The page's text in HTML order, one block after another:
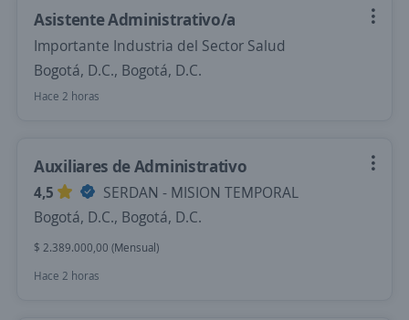
Asistente Administrativo/a
Importante Industria del Sector Salud
Bogotá, D.C., Bogotá, D.C.
Hace 2 horas
Auxiliares de Administrativo
4,5
SERDAN - MISION TEMPORAL
Bogotá, D.C., Bogotá, D.C.
$ 2.389.000,00 (Mensual)
Hace 2 horas